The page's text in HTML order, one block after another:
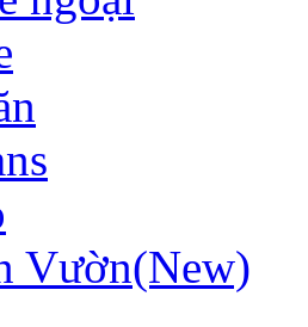
Vườn(New)